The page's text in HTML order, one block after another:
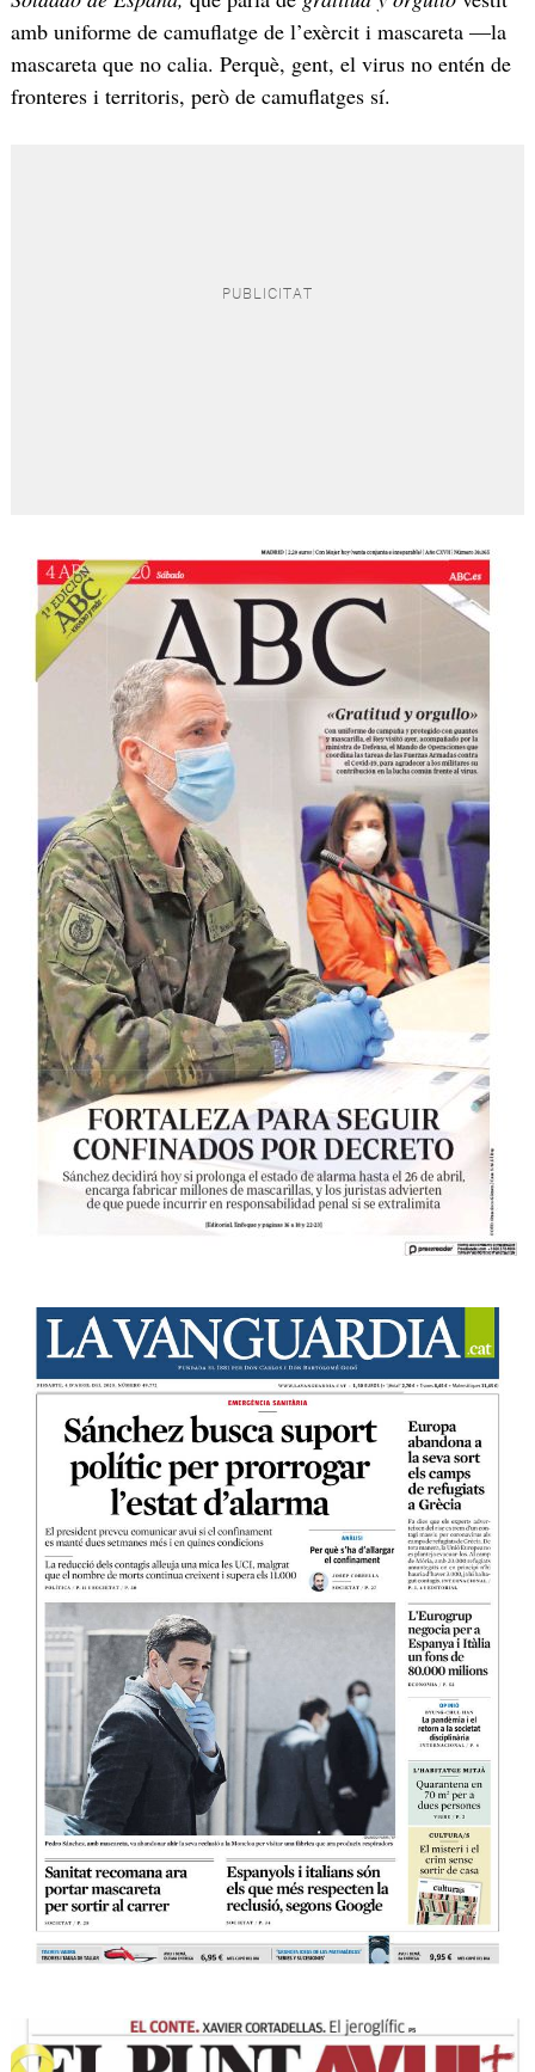
amb uniforme de camuflatge de l’exèrcit i mascareta —la
mascareta que no calia. Perquè, gent, el virus no entén de
fronteres i territoris, però de camuflatges sí.